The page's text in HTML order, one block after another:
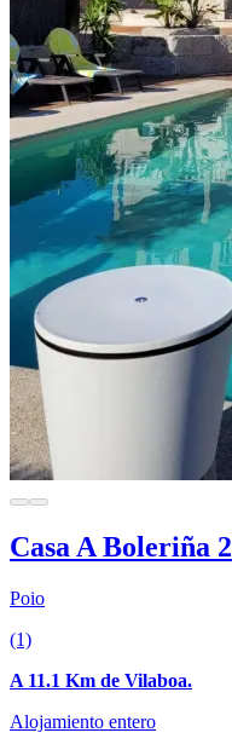
Casa A Boleriña 2
Poio
(1)
A 11.1 Km de Vilaboa.
Alojamiento entero